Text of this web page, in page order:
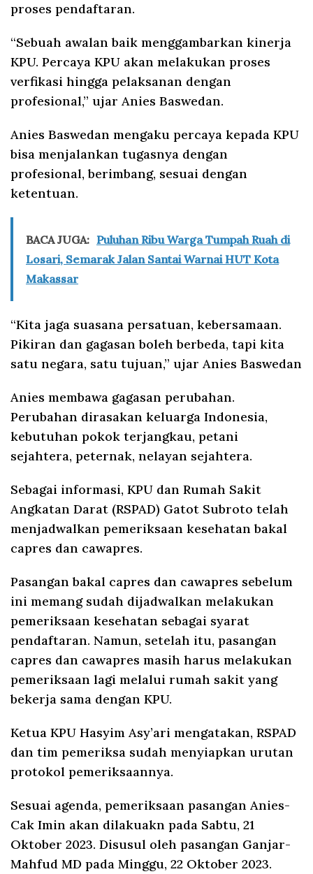
proses pendaftaran.
“Sebuah awalan baik menggambarkan kinerja
KPU. Percaya KPU akan melakukan proses
verfikasi hingga pelaksanan dengan
profesional,” ujar Anies Baswedan.
Anies Baswedan mengaku percaya kepada KPU
bisa menjalankan tugasnya dengan
profesional, berimbang, sesuai dengan
ketentuan.
BACA JUGA: Puluhan Ribu Warga Tumpah Ruah di
Losari, Semarak Jalan Santai Warnai HUT Kota
Makassar
“Kita jaga suasana persatuan, kebersamaan.
Pikiran dan gagasan boleh berbeda, tapi kita
satu negara, satu tujuan,” ujar Anies Baswedan
Anies membawa gagasan perubahan.
Perubahan dirasakan keluarga Indonesia,
kebutuhan pokok terjangkau, petani
sejahtera, peternak, nelayan sejahtera.
Sebagai informasi, KPU dan Rumah Sakit
Angkatan Darat (RSPAD) Gatot Subroto telah
menjadwalkan pemeriksaan kesehatan bakal
capres dan cawapres.
Pasangan bakal capres dan cawapres sebelum
ini memang sudah dijadwalkan melakukan
pemeriksaan kesehatan sebagai syarat
pendaftaran. Namun, setelah itu, pasangan
capres dan cawapres masih harus melakukan
pemeriksaan lagi melalui rumah sakit yang
bekerja sama dengan KPU.
Ketua KPU Hasyim Asy’ari mengatakan, RSPAD
dan tim pemeriksa sudah menyiapkan urutan
protokol pemeriksaannya.
Sesuai agenda, pemeriksaan pasangan Anies-
Cak Imin akan dilakuakn pada Sabtu, 21
Oktober 2023. Disusul oleh pasangan Ganjar-
Mahfud MD pada Minggu, 22 Oktober 2023.